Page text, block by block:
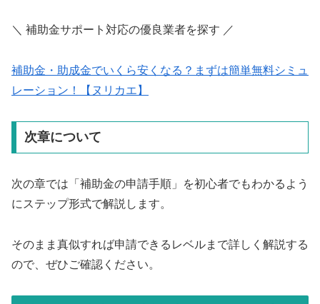
＼ 補助金サポート対応の優良業者を探す ／
補助金・助成金でいくら安くなる？まずは簡単無料シミュ
レーション！【ヌリカエ】
次章について
次の章では「補助金の申請手順」を初心者でもわかるよう
にステップ形式で解説します。
そのまま真似すれば申請できるレベルまで詳しく解説する
ので、ぜひご確認ください。